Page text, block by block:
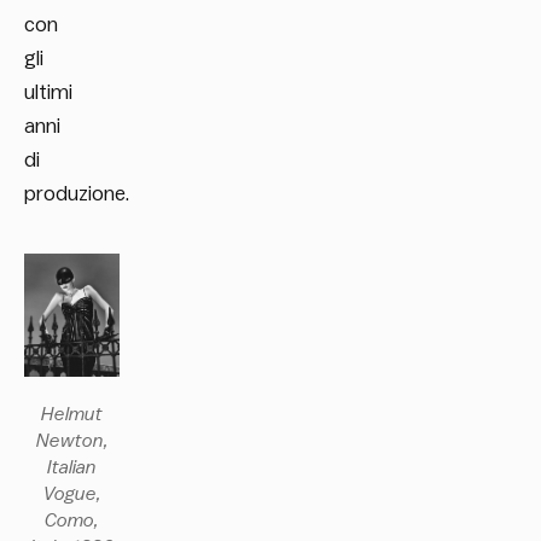
con
gli
ultimi
anni
di
produzione.
Helmut
Newton,
Italian
Vogue,
Como,